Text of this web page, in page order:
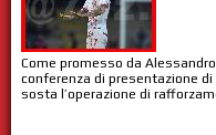
Come promesso da
conferenza di presentazione
sosta l’operazione di